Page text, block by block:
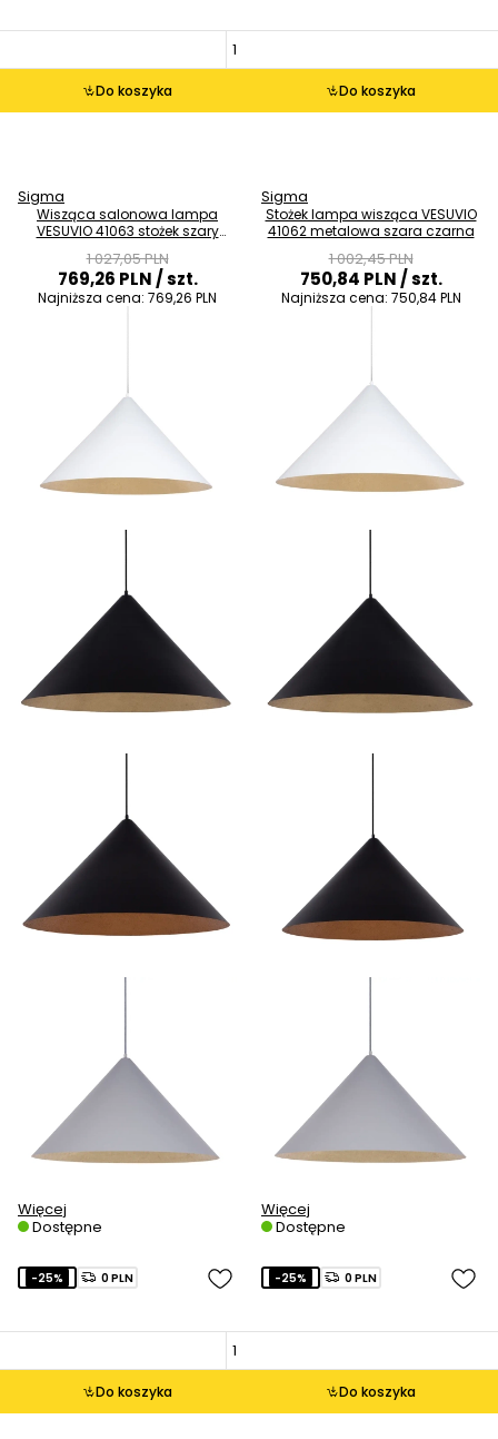
Do koszyka
Sigma
Wisząca salonowa lampa
VESUVIO 41063 stożek szary
1 027,05 PLN
769,26 PLN/ szt.
Najniższa cena: 769,26 PLN
Więcej
Dostępne
Do koszyka
Sigma
Stożek lampa wisząca VESUVIO
41062 metalowa szara czarna
1 002,45 PLN
750,84 PLN/ szt.
Najniższa cena: 750,84 PLN
Więcej
Dostępne
Do koszyka
-25% 0 PLN
Do koszyka
-25% 0 PLN